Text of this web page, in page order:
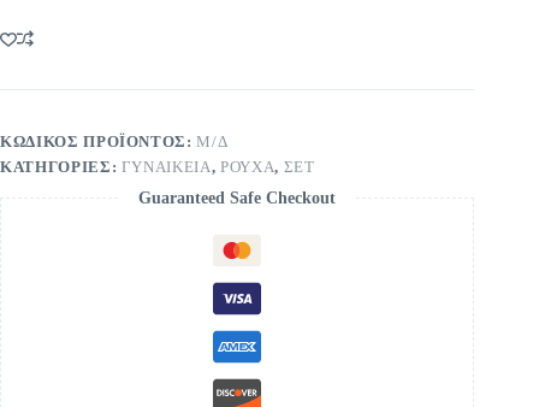
ΚΩΔΙΚΌΣ ΠΡΟΪΌΝΤΟΣ:Μ/Δ
ΚΑΤΗΓΟΡΊΕΣ: ΓΥΝΑΙΚΕΙΑ, ΡΟΥΧΑ, ΣΕΤ
Guaranteed Safe Checkout